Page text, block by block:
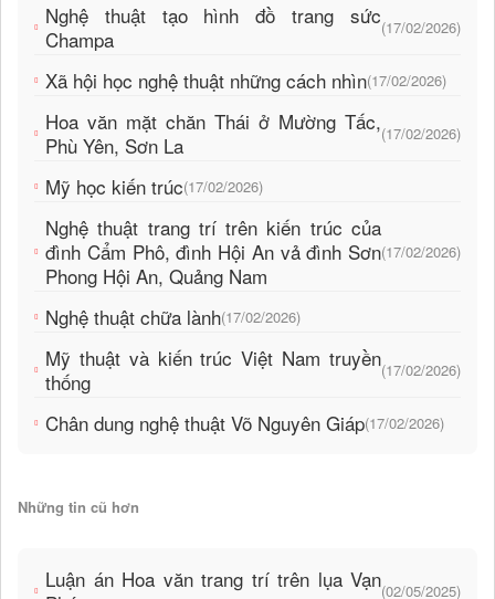
Nghệ thuật tạo hình đồ trang sức
Champa
(17/02/2026)
Xã hội học nghệ thuật những cách nhìn(17/02/2026)
Hoa văn mặt chăn Thái ở Mường Tấc,
Phù Yên, Sơn La
(17/02/2026)
Mỹ học kiến trúc(17/02/2026)
Nghệ thuật trang trí trên kiến trúc của
đình Cẩm Phô, đình Hội An vả đình Sơn
Phong Hội An, Quảng Nam
(17/02/2026)
Nghệ thuật chữa lành(17/02/2026)
Mỹ thuật và kiến trúc Việt Nam truyền
thống
(17/02/2026)
Chân dung nghệ thuật Võ Nguyên Giáp(17/02/2026)
Những tin cũ hơn
Luận án Hoa văn trang trí trên lụa Vạn(02/05/2025)